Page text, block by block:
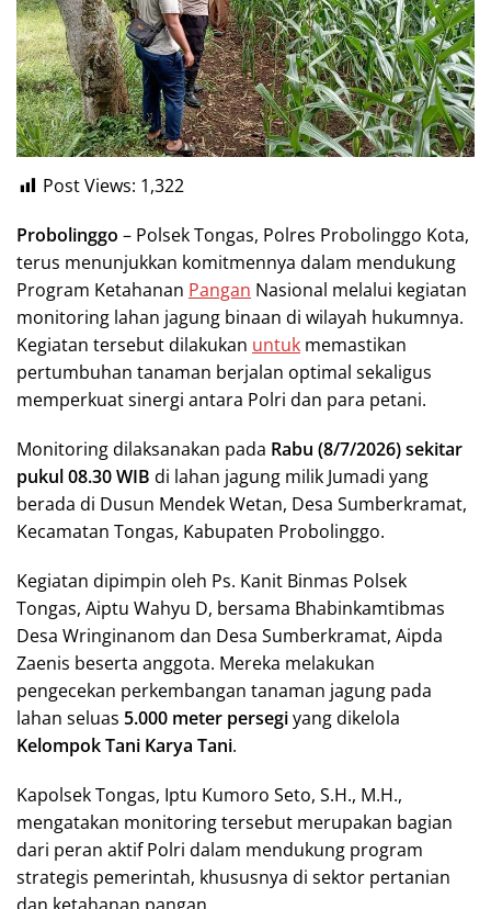
Post Views: 1,322
Probolinggo – Polsek Tongas, Polres Probolinggo Kota,
terus menunjukkan komitmennya dalam mendukung
Program Ketahanan Pangan Nasional melalui kegiatan
monitoring lahan jagung binaan di wilayah hukumnya.
Kegiatan tersebut dilakukan untuk memastikan
pertumbuhan tanaman berjalan optimal sekaligus
memperkuat sinergi antara Polri dan para petani.
Monitoring dilaksanakan pada Rabu (8/7/2026) sekitar
pukul 08.30 WIB di lahan jagung milik Jumadi yang
berada di Dusun Mendek Wetan, Desa Sumberkramat,
Kecamatan Tongas, Kabupaten Probolinggo.
Kegiatan dipimpin oleh Ps. Kanit Binmas Polsek
Tongas, Aiptu Wahyu D, bersama Bhabinkamtibmas
Desa Wringinanom dan Desa Sumberkramat, Aipda
Zaenis beserta anggota. Mereka melakukan
pengecekan perkembangan tanaman jagung pada
lahan seluas 5.000 meter persegiyang dikelola
Kelompok Tani Karya Tani.
Kapolsek Tongas, Iptu Kumoro Seto, S.H., M.H.,
mengatakan monitoring tersebut merupakan bagian
dari peran aktif Polri dalam mendukung program
strategis pemerintah, khususnya di sektor pertanian